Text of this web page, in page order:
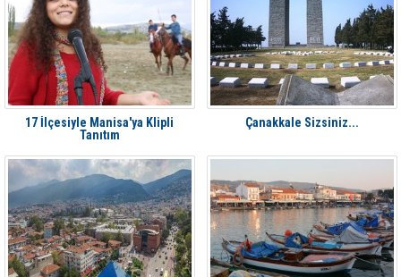
17 İlçesiyle Manisa'ya Klipli
Tanıtım
Çanakkale Sizsiniz...